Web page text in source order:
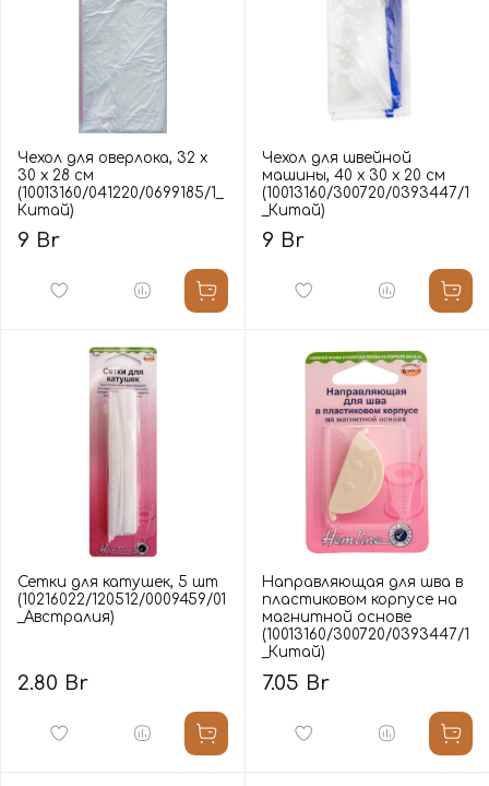
Чехол для оверлока, 32 х
30 х 28 см
(10013160/041220/0699185/1_
Китай)
9 Br
Чехол для швейной
машины, 40 х 30 х 20 см
(10013160/300720/0393447/1
_Китай)
9 Br
Сетки для катушек, 5 шт
(10216022/120512/0009459/01
_Австралия)
2.80 Br
Направляющая для шва в
пластиковом корпусе на
магнитной основе
(10013160/300720/0393447/1
_Китай)
7.05 Br